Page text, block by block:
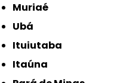
Muriaé
Ubá
Ituiutaba
Itaúna